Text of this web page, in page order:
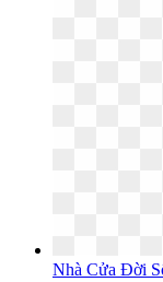
Nhà Cửa Đời